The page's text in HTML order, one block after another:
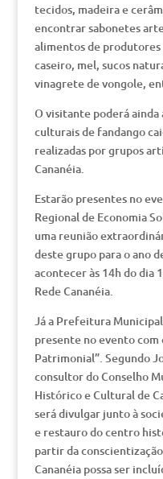
tecidos, madeira e
encontrar sabonetes
alimentos de produtores
caseiro, mel, sucos
vinagrete de vongole,
O visitante poderá ainda
culturais de fandango
realizadas por grupos
Cananéia.
Estarão presentes no
Regional de Economia
uma reunião
deste grupo para o ano
acontecer às 14h do dia
Rede Cananéia.
Já a Prefeitura
presente no evento com
Patrimonial”. Segundo
consultor do Conselho
Histórico e Cultural de
será divulgar junto à
e restauro do centro
partir da
Cananéia possa ser